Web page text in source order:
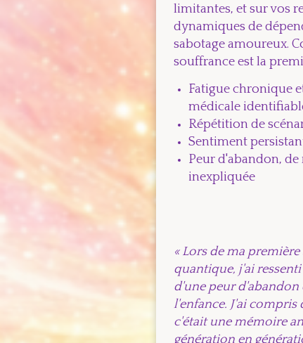
limitantes, et sur vos
dynamiques de
sabotage amoureux.
souffrance est la
Fatigue chronique
médicale
Répétition de
Sentiment
Peur d'abandon,
inexpliquée
« Lors de ma
quantique, j'ai
d'une peur
l'enfance. J'ai compris
c'était une mémoire
génération en